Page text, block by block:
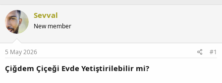
n
u
y
b
a
ş
ş
a
ç
t
Sevval
New member
5 May 2026 #1
Çiğdem Çiçeği Evde Yetiştirilebilir mi?